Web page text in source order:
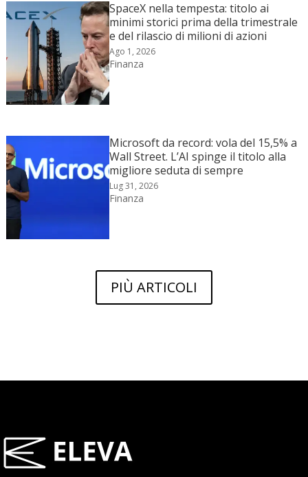
SpaceX nella tempesta: titolo ai
minimi storici prima della trimestrale
e del rilascio di milioni di azioni
Ago 1, 2026
Finanza
Microsoft da record: vola del 15,5% a
Wall Street. L’AI spinge il titolo alla
migliore seduta di sempre
Lug 31, 2026
Finanza
PIÙ ARTICOLI